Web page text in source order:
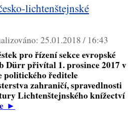
lichtenštejnské
25.01.2018 / 16:43
pro řízení sekce evropské
Dürr přivítal 1. prosince 2017 v
politického ředitele
zahraničí, spravedlnosti
Lichtenštejnského knížectví
►